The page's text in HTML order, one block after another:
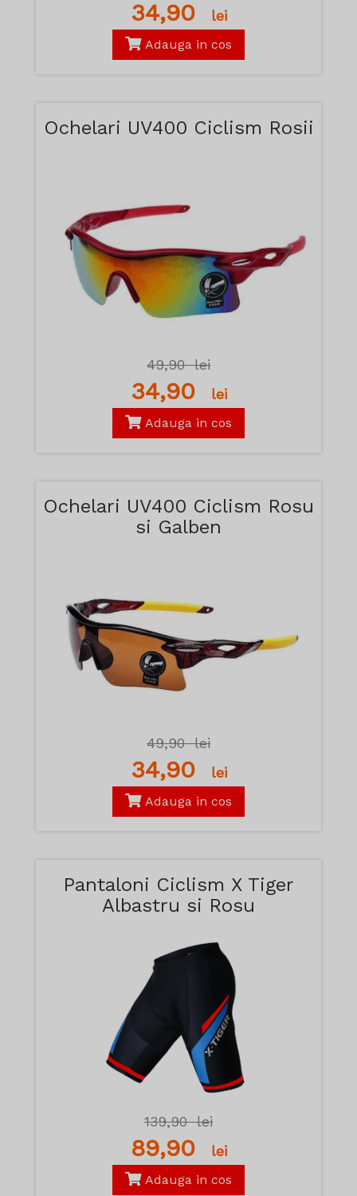
34,90 lei
Adauga in cos
Ochelari UV400 Ciclism Rosii
49,90lei
34,90 lei
Adauga in cos
Ochelari UV400 Ciclism Rosu
si Galben
49,90lei
34,90 lei
Adauga in cos
Pantaloni Ciclism X Tiger
Albastru si Rosu
139,90lei
89,90 lei
Adauga in cos